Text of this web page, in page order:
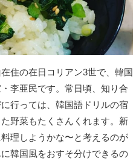
住の在日コリアン3世で、韓国
李亜民です。常日頃、知り合
行っては、韓国語ドリルの宿
野菜もたくさんくれます。新
理しようかな〜と考えるのが
韓国風をおすそ分けできるの